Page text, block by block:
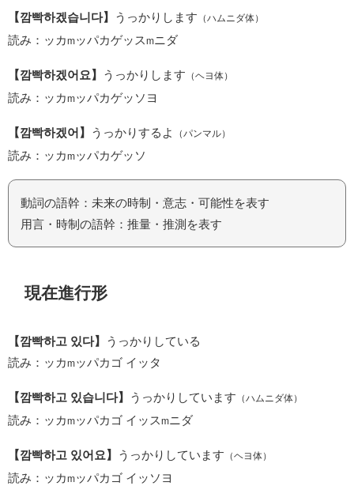
【깜빡하겠습니다】 うっかりします （ハムニダ体）
読み：ッカmッパカゲッスmニダ
【깜빡하겠어요】 うっかりします （ヘヨ体）
読み：ッカmッパカゲッソヨ
【깜빡하겠어】 うっかりするよ （パンマル）
読み：ッカmッパカゲッソ
動詞の語幹：未来の時制・意志・可能性を表す
用言・時制の語幹：推量・推測を表す
現在進行形
【깜빡하고 있다】
うっかりしている
読み：ッカmッパカゴ イッタ
【깜빡하고 있습니다】 うっかりしています （ハムニダ体）
読み：ッカmッパカゴ イッス m ニダ
【깜빡하고 있어요】 うっかりしています （ヘヨ体）
読み：ッカmッパカゴ イッソヨ